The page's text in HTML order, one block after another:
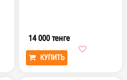
14 000 тенге
КУПИТЬ